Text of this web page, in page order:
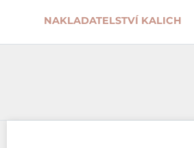
NAKLADATELSTVÍ KALICH